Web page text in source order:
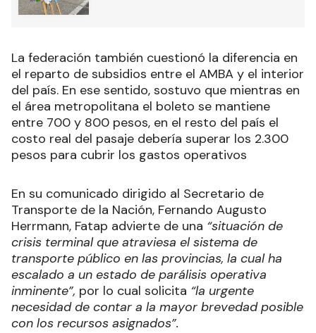
La federación también cuestionó la diferencia en
el reparto de subsidios entre el AMBA y el interior
del país. En ese sentido, sostuvo que mientras en
el área metropolitana el boleto se mantiene
entre 700 y 800 pesos, en el resto del país el
costo real del pasaje debería superar los 2.300
pesos para cubrir los gastos operativos
En su comunicado dirigido al Secretario de
Transporte de la Nación, Fernando Augusto
Herrmann, Fatap advierte de una “situación de
crisis terminal que atraviesa el sistema de
transporte público en las provincias, la cual ha
escalado a un estado de parálisis operativa
inminente”, por lo cual solicita “la urgente
necesidad de contar a la mayor brevedad posible
con los recursos asignados”.